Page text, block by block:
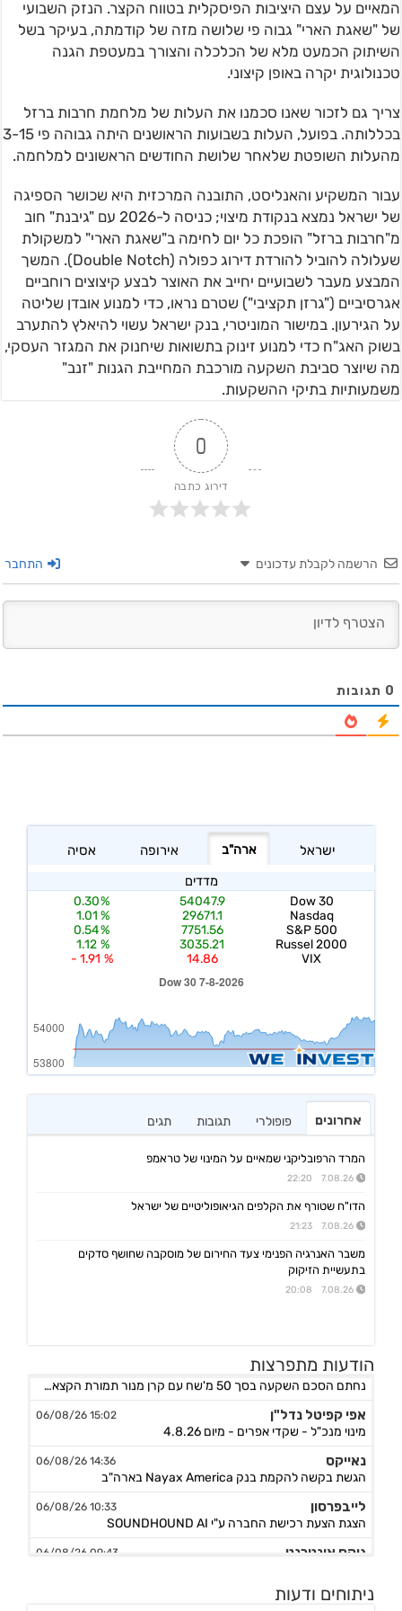
המאיים על עצם היציבות הפיסקלית בטווח הקצר. הנזק השבועי
של "שאגת הארי" גבוה פי שלושה מזה של קודמתה, בעיקר בשל
השיתוק הכמעט מלא של הכלכלה והצורך במעטפת הגנה
טכנולוגית יקרה באופן קיצוני.
צריך גם לזכור שאנו סכמנו את העלות של מלחמת חרבות ברזל
בכללותה. בפועל, העלות בשבועות הראושנים היתה גבוהה פי 3-15
מהעלות השופטת שלאחר שלושת החודשים הראשונים למלחמה.
עבור המשקיע והאנליסט, התובנה המרכזית היא שכושר הספיגה
של ישראל נמצא בנקודת מיצוי; כניסה ל-2026 עם "גיבנת" חוב
מ"חרבות ברזל" הופכת כל יום לחימה ב"שאגת הארי" למשקולת
שעלולה להוביל להורדת דירוג כפולה (Double Notch). המשך
המבצע מעבר לשבועיים יחייב את האוצר לבצע קיצוצים רוחביים
אגרסיביים ("גרזן תקציבי") שטרם נראו, כדי למנוע אובדן שליטה
על הגירעון. במישור המוניטרי, בנק ישראל עשוי להיאלץ להתערב
בשוק האג"ח כדי למנוע זינוק בתשואות שיחנוק את המגזר העסקי,
מה שיוצר סביבת השקעה מורכבת המחייבת הגנות "זנב"
משמעותיות בתיקי ההשקעות.
0
דירוג כתבה
הרשמה לקבלת עדכונים התחבר
0 תגובות
אחרונים פופולרי תגובות תגים
המרד הרפובליקני שמאיים על המינוי של טראמפ
7.08.26 22:20
הדו"ח שטורף את הקלפים הגיאופוליטיים של ישראל
7.08.26 21:23
משבר האנרגיה הפנימי צעד החירום של מוסקבה שחושף סדקים
בתעשיית הזיקוק
7.08.26 20:08
הודעות מתפרצות
אורד
אפי קפיטל נדל"ן
מינוי מנכ"ל - שקדי אפרים - מיום 4.8.26
נאייקס
הגשת בקשה להקמת בנק Nayax America בארה"ב
לייבפרסון
הצגת הצעת רכישת החברה ע"י SOUNDHOUND AI
גיקס אינטרנט
אפולו פאוור
ניתוחים ודעות